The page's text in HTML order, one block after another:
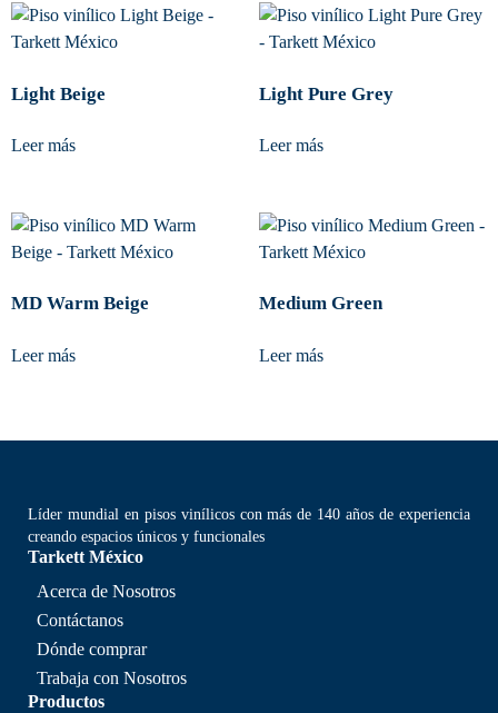
Light Beige
Leer más
Light Pure Grey
Leer más
MD Warm Beige
Leer más
Medium Green
Leer más
Líder mundial en pisos vinílicos con más de 140 años de experiencia
creando espacios únicos y funcionales
Tarkett México
Acerca de Nosotros
Contáctanos
Dónde comprar
Trabaja con Nosotros
Productos